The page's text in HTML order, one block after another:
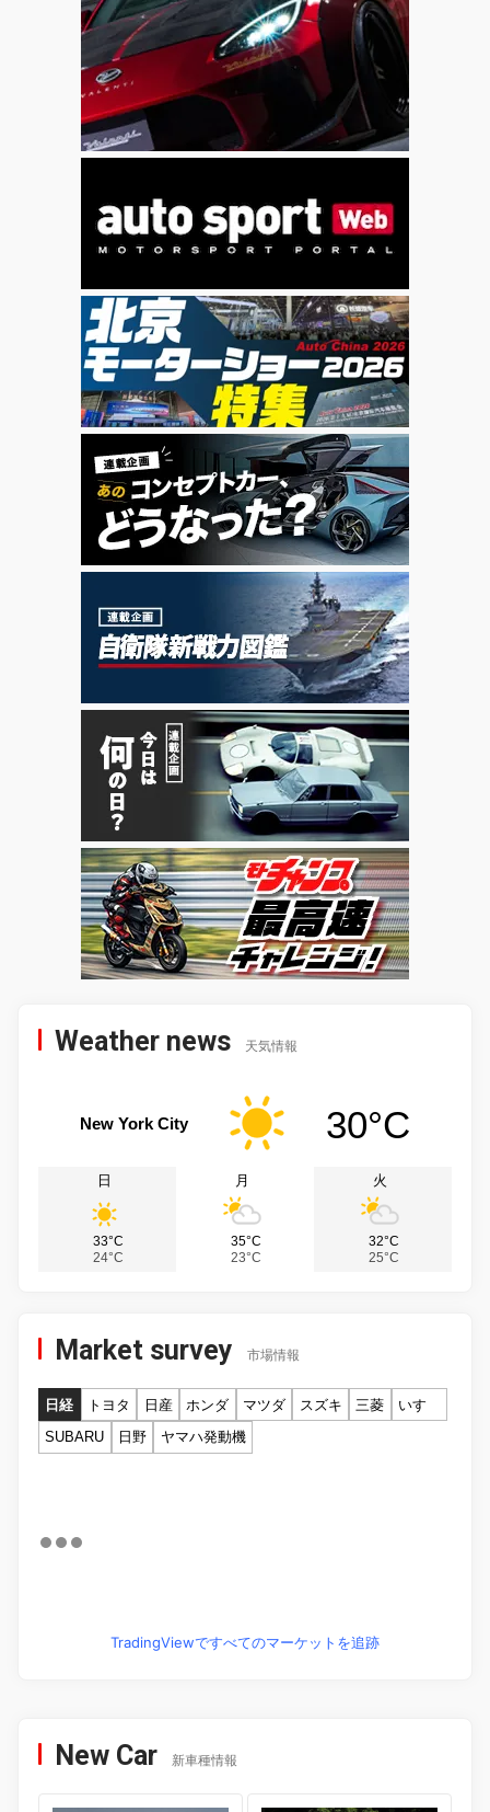
Weather news 天気情報
New York City 30°C
日
33°C
24°C
月
35°C
23°C
火
32°C
25°C
Market survey 市場情報
日経 トヨタ 日産 ホンダ マツダ スズキ 三菱
いすゞ
SUBARU
日野 ヤマハ発動機
TradingViewですべてのマーケットを追跡
New Car 新車種情報